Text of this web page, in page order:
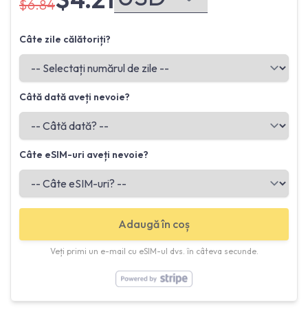
$6.84
Câte zile călătoriți?
Câtă dată aveți nevoie?
Câte eSIM-uri aveți nevoie?
Adaugă în coș
Veți primi un e-mail cu eSIM-ul dvs. în câteva secunde.